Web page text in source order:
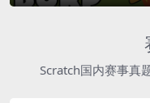
Scratch国内赛事真